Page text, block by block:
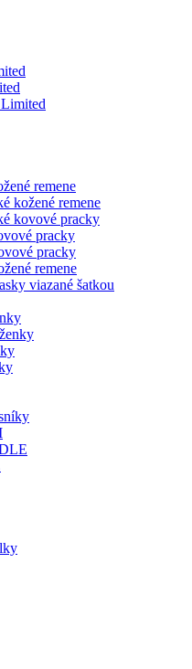
remene
kožené remene
kovové pracky
pracky
pracky
remene
viazané šatkou